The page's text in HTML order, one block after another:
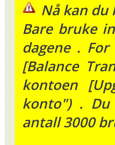
Nå kan du
Bare bruke
dagene .
[Balance
kontoen
konto") .
antall 3000